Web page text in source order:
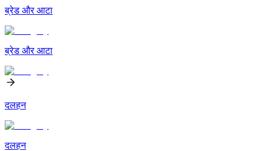
ब्रेड और आटा
ब्रेड और आटा
दलहन
दलहन